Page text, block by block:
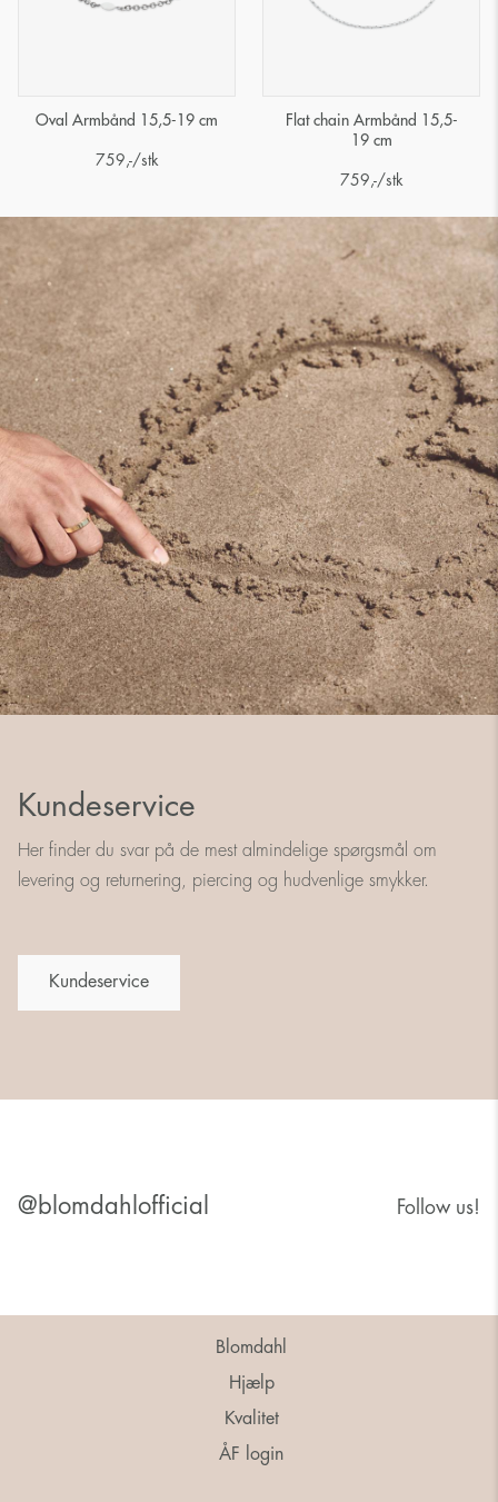
Oval Armbånd 15,5-19 cm
759 ,-/stk
Flat chain Armbånd 15,5-
19 cm
759 ,-/stk
Kundeservice
Her finder du svar på de mest almindelige spørgsmål om
levering og returnering, piercing og hudvenlige smykker.
Kundeservice
@blomdahlofficial Follow us!
Blomdahl
Hjælp
Kvalitet
ÅF login